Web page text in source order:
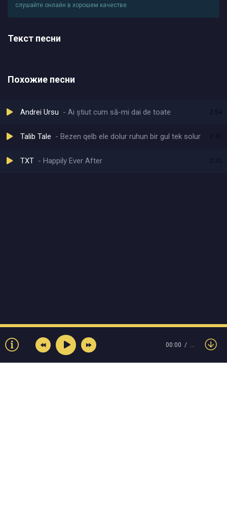
слушайте онлайн в хорошем качестве
Текст песни
Похожие песни
Andrei Ursu Ai știut cum să-mi dai de toate 2:54
Talib Tale Bezen qelb ele dolur ruhun bir gul tek solur
TXT Happily Ever After 2:32
00:00 …